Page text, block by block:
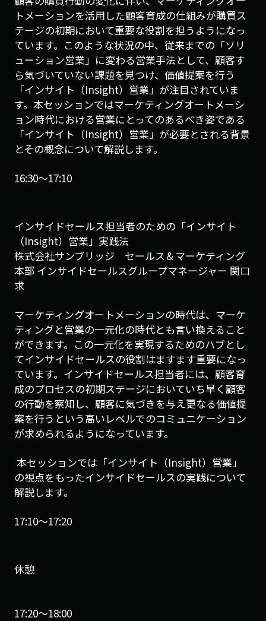
トメーションを活用した顧客育成の仕組みが購買ス
テージの初期において重要な役割を担うようになっ
ています。このような状況の中、従来までの「ソリ
ューション営業」に変わる営業手法として、顧客す
ら気づいていない課題を見つけ、価値提案を行う
「インサイト（Insight）営業」が注目されていま
す。本セッションではマーケティングオートメーシ
ョン時代における営業にとってのあるべき姿である
「インサイト（Insight）営業」が必要とされる背景
とその概念について解説します。
16:30〜17:10
インサイドセールス担当者のための「インサイト
（Insight）営業」実践法
株式会社サンブリッジ セールス＆マーケティング
本部 インサイドセールスグループマネージャー 関口
求
マーケティングオートメーションの時代は、マーケ
ティングと営業の一元化の時代とも言い換えること
ができます。この一元化を実現するためのハブとし
てインサイドセールスの役割はますます重要になっ
ています。インサイドセールス担当者には、顧客育
成のプロセスの初期ステージにおいていち早く顧客
の行動を察知し、顧客に気づきを与え更なる価値提
案を行うという高いレベルでのコミュニケーション
が求められるようになっています。
本セッションでは「インサイト（Insight）営業」
の視点をもったインサイドセールスの実践について
解説します。
17:10〜17:20
休憩
17:20〜18:00